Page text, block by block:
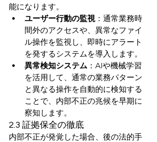
能になります。
ユーザー行動の監視：通常業務時
間外のアクセスや、異常なファイ
ル操作を監視し、即時にアラート
を発するシステムを導入します。
異常検知システム ：AIや機械学習
を活用して、通常の業務パターン
と異なる操作を自動的に検知する
ことで、内部不正の兆候を早期に
察知します。
2.3 証拠保全の徹底
内部不正が発覚した場合、後の法的手